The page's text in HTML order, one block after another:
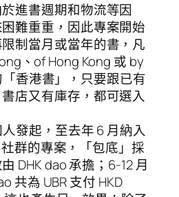
進書週期和物流等因
難重重，因此專案開始
制當月或當年的書，凡
、of Hong Kong 或 by
「香港書」，只要跟已有
店又有庫存，都可選入
人發起，至去年 6 月納入
社群的專案，「包底」採
DHK dao 承擔；6-12 月
共為 UBR 支付 HKD